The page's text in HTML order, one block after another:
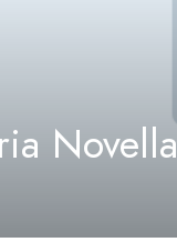
Novella